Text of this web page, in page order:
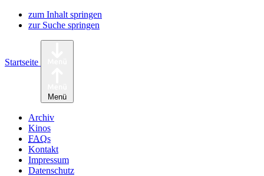
zum Inhalt springen
zur Suche springen
Startseite
Menü
Archiv
Kinos
FAQs
Kontakt
Impressum
Datenschutz